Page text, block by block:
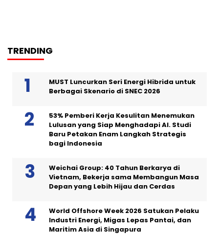
TRENDING
MUST Luncurkan Seri Energi Hibrida untuk
Berbagai Skenario di SNEC 2026
53% Pemberi Kerja Kesulitan Menemukan
Lulusan yang Siap Menghadapi AI. Studi
Baru Petakan Enam Langkah Strategis
bagi Indonesia
Weichai Group: 40 Tahun Berkarya di
Vietnam, Bekerja sama Membangun Masa
Depan yang Lebih Hijau dan Cerdas
World Offshore Week 2026 Satukan Pelaku
Industri Energi, Migas Lepas Pantai, dan
Maritim Asia di Singapura